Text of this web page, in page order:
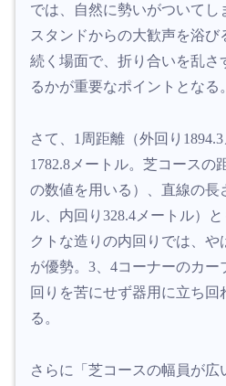
では、自然に勢いがついて
スタンドからの大歓声を浴び
続く場面で、折り合いを乱さ
るかが重要なポイントとなる。
さて、1周距離（外回り
1782.8メートル。芝コースの
の数値を用いる）、直線の長
ル、内回り328.4メートル）
クトな造りの内回りでは、
が優勢。3、4コーナーのカ
回りを苦にせず器用に立ち回
る。
さらに「芝コースの幅員が広